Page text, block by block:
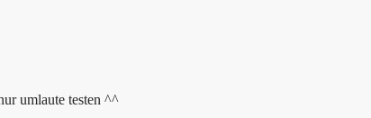
umlaute testen ^^